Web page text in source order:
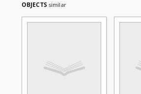
OBJECTS similar